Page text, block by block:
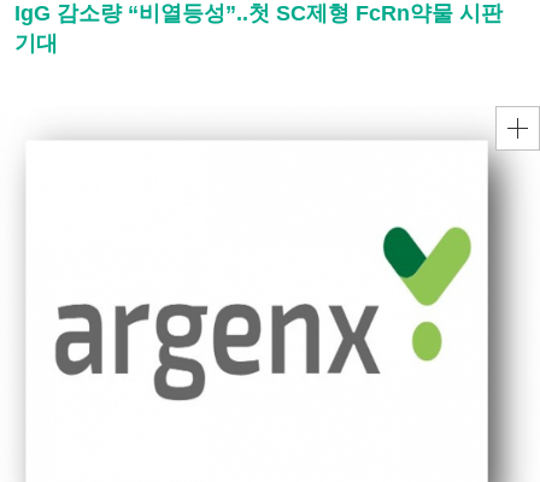
IgG 감소량 “비열등성”..첫 SC제형 FcRn약물 시판
기대